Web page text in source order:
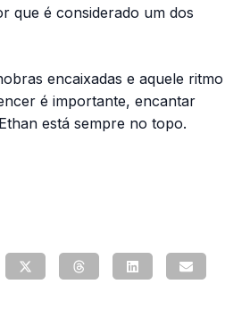
que é considerado um dos
encaixadas e aquele ritmo
é importante, encantar
está sempre no topo.